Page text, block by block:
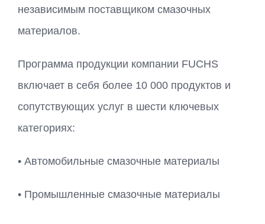
независимым поставщиком смазочных
материалов.
Программа продукции компании FUCHS
включает в себя более 10 000 продуктов и
сопутствующих услуг в шести ключевых
категориях:
• Автомобильные смазочные материалы
• Промышленные смазочные материалы